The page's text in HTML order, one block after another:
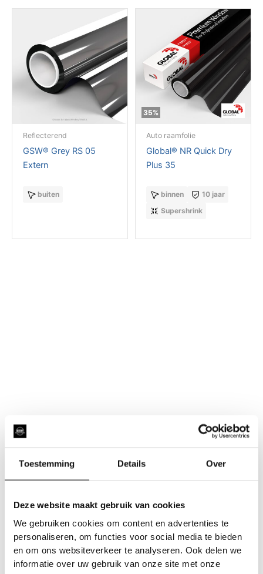
Toestemming Details Over
Deze website maakt gebruik van cookies
We gebruiken cookies om content en advertenties te
personaliseren, om functies voor social media te bieden
en om ons websiteverkeer te analyseren. Ook delen we
informatie over uw gebruik van onze site met onze
Reflecterend
GSW® Grey RS 05
Extern
buiten
35%
Auto raamfolie
Global® NR Quick Dry
Plus 35
binnen
10 jaar
Supershrink